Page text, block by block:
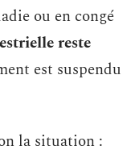
ou en congé
reste
est suspendu
la situation :